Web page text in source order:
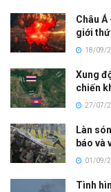
Châu
giới thứ
18/09/
Xung
chiến
27/07/
Làn
báo và
01/09/
Tình